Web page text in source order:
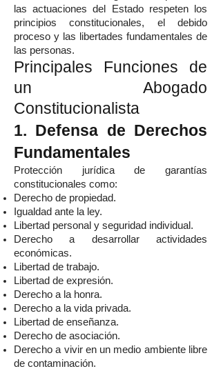
las actuaciones del Estado respeten los
principios constitucionales, el debido
proceso y las libertades fundamentales de
las personas.
Principales Funciones de
un Abogado
Constitucionalista
1. Defensa de Derechos
Fundamentales
Protección jurídica de garantías
constitucionales como:
Derecho de propiedad.
Igualdad ante la ley.
Libertad personal y seguridad individual.
Derecho a desarrollar actividades
económicas.
Libertad de trabajo.
Libertad de expresión.
Derecho a la honra.
Derecho a la vida privada.
Libertad de enseñanza.
Derecho de asociación.
Derecho a vivir en un medio ambiente libre
de contaminación.